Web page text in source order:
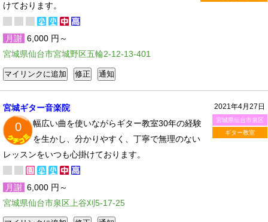
けております。
月謝 6,000 円～
宮城県仙台市宮城野区五輪2-12-13-401
2021年4月27日
宮城県仙台市泉区
ギター教室
宮城ギター音楽院
0
幅広い曲を使いながらギター教室30年の経験
を生かし、分かりやすく、丁寧で無理のない
レッスンをいつも心掛けております。
月謝 6,000 円～
宮城県仙台市泉区上谷刈5-17-25